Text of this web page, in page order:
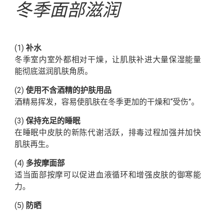
冬季面部滋润
(1) 补水
冬季室内室外都相对干燥，让肌肤补进大量保湿能量
能彻底滋润肌肤角质。
(2) 使用不含酒精的护肤用品
酒精易挥发，容易使肌肤在冬季更加的干燥和“受伤”。
(3) 保持充足的睡眠
在睡眠中皮肤的新陈代谢活跃，排毒过程加强并加快
肌肤再生。
(4) 多按摩面部
适当面部按摩可以促进血液循环和增强皮肤的御寒能
力。
(5) 防晒